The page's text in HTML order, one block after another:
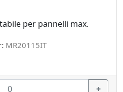
per pannelli max.
MR20115IT
+